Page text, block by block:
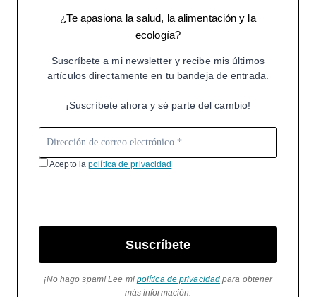
¿Te apasiona la salud, la alimentación y la
ecología?
Suscríbete a mi newsletter y recibe mis últimos
artículos directamente en tu bandeja de entrada.
¡Suscríbete ahora y sé parte del cambio!
Acepto lapolítica de privacidad
Suscríbete
¡No hago spam! Lee mi política de privacidad para obtener
más información.